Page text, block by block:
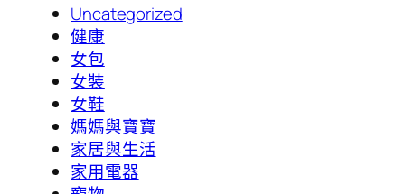
Uncategorized
健康
女包
女裝
女鞋
媽媽與寶寶
家居與生活
家用電器